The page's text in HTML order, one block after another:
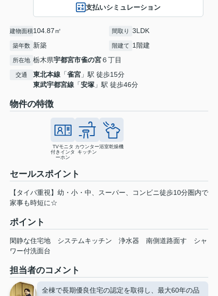
支払いシミュレーション
建物面積104.87㎡ 間取り 3LDK
築年数 新築 階建て 1階建
所在地 栃木県宇都宮市雀の宮６丁目
交通 東北本線 「雀宮 」駅 徒歩15分
東武宇都宮線 「安塚 」駅 徒歩46分
物件の特徴
TVモニタ
付きインタ
ーホン
カウンター
キッチン
浴室乾燥機
セールスポイント
【タイパ重視】幼・小・中、スーパー、コンビニ徒歩10分圏内で
家事も時短に☆
ポイント
閑静な住宅地 システムキッチン 浄水器 南側道路面す
シャ
ワー付洗面台
担当者のコメント
全棟で⾧期優良住宅の認定を取得し、最大60年の品